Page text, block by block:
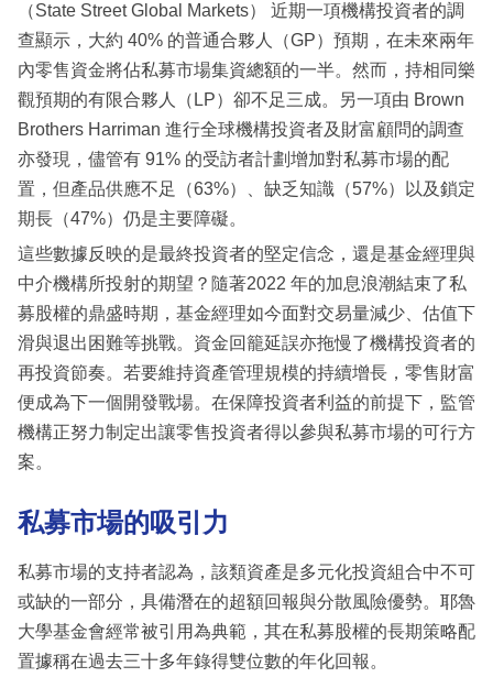
（State Street Global Markets） 近期一項機構投資者的調
查顯示，大約 40% 的普通合夥人（GP）預期，在未來兩年
內零售資金將佔私募市場集資總額的一半。然而，持相同樂
觀預期的有限合夥人（LP）卻不足三成。另一項由 Brown
Brothers Harriman 進行全球機構投資者及財富顧問的調查
亦發現，儘管有 91% 的受訪者計劃增加對私募市場的配
置，但產品供應不足（63%）、缺乏知識（57%）以及鎖定
期長（47%）仍是主要障礙。
這些數據反映的是最終投資者的堅定信念，還是基金經理與
中介機構所投射的期望？隨著2022 年的加息浪潮結束了私
募股權的鼎盛時期，基金經理如今面對交易量減少、估值下
滑與退出困難等挑戰。資金回籠延誤亦拖慢了機構投資者的
再投資節奏。若要維持資產管理規模的持續增長，零售財富
便成為下一個開發戰場。在保障投資者利益的前提下，監管
機構正努力制定出讓零售投資者得以參與私募市場的可行方
案。
私募市場的吸引力
私募市場的支持者認為，該類資產是多元化投資組合中不可
或缺的一部分，具備潛在的超額回報與分散風險優勢。耶魯
大學基金會經常被引用為典範，其在私募股權的長期策略配
置據稱在過去三十多年錄得雙位數的年化回報。